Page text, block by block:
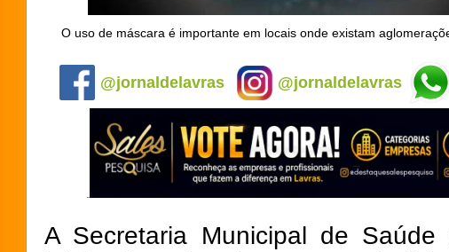
O uso de máscara é importante em locais onde existam
@jornaldelavras @jornaldelavras
A Secretaria Municipal de Saúde